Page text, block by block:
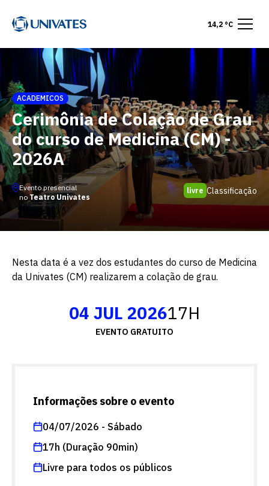
14,2 °C
ACADEMICOS
Cerimônia de Colação de Grau
do curso de Medicina (CM) -
2026A
Evento presencial
noTeatro Univates
livre Classificação
Nesta data é a vez dos estudantes do curso de Medicina
da Univates (CM) realizarem a colação de grau.
04 JUL 202617H
EVENTO GRATUITO
Informações sobre o evento
04/07/2026 - Sábado
17h (Duração 90min)
Livre para todos os públicos